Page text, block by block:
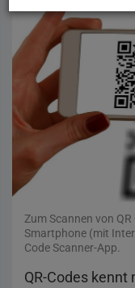
Zum Scannen von
Smartphone (mit
Code Scanner-App.
QR-Codes